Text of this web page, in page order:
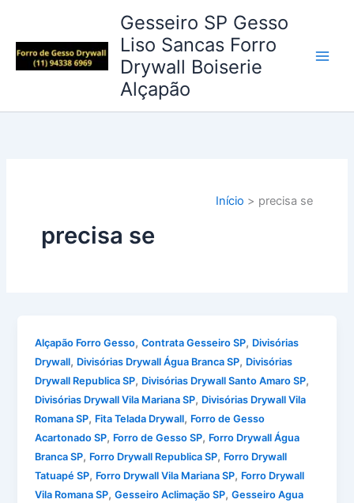
conteúdo
Gesseiro SP Gesso
Liso Sancas Forro
Drywall Boiserie
Alçapão
Início precisa se
precisa se
Alçapão Forro Gesso,Contrata Gesseiro SP, Divisórias
Drywall, Divisórias Drywall Água Branca SP, Divisórias
Drywall Republica SP, Divisórias Drywall Santo Amaro SP,
Divisórias Drywall Vila Mariana SP, Divisórias Drywall Vila
Romana SP, Fita Telada Drywall, Forro de Gesso
Acartonado SP, Forro de Gesso SP, Forro Drywall Água
Branca SP, Forro Drywall Republica SP, Forro Drywall
Tatuapé SP, Forro Drywall Vila Mariana SP, Forro Drywall
Vila Romana SP,Gesseiro Aclimação SP,Gesseiro Agua